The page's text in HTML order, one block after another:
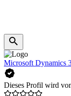
Microsoft Dynamics
Dieses Profil wird